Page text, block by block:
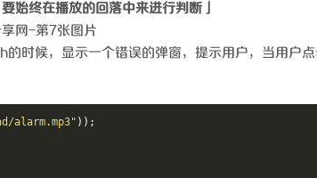
始终在播放的回落中来进行判断」
时候，显示一个错误的弹窗，提示用户，当用户
alarm.mp3" ));